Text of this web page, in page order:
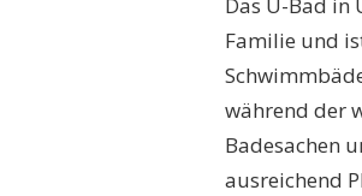
Das Ü-Bad in
Familie und
während der
Badesachen
ausreichend